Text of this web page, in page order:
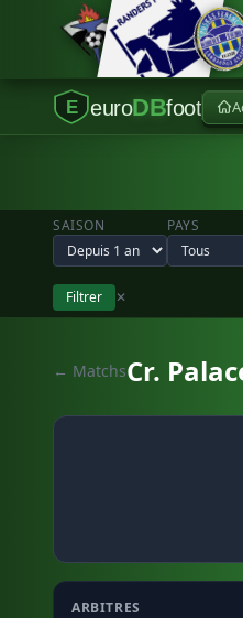
E euroDBfoot
SAISON PAYS
Filtrer ✕
← MatchsCr.
ARBITRES